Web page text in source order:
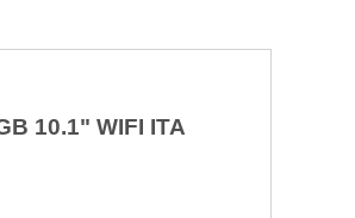
10.1" WIFI ITA